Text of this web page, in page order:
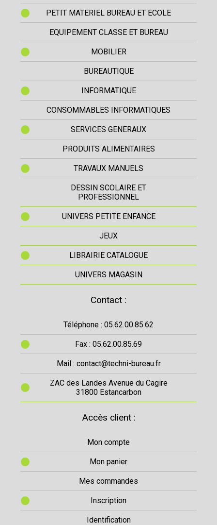
PETIT MATERIEL BUREAU ET ECOLE
EQUIPEMENT CLASSE ET BUREAU
MOBILIER
BUREAUTIQUE
INFORMATIQUE
CONSOMMABLES INFORMATIQUES
SERVICES GENERAUX
PRODUITS ALIMENTAIRES
TRAVAUX MANUELS
DESSIN SCOLAIRE ET
PROFESSIONNEL
UNIVERS PETITE ENFANCE
JEUX
LIBRAIRIE CATALOGUE
UNIVERS MAGASIN
Contact :
Téléphone : 05.62.00.85.62
Fax : 05.62.00.85.69
Mail : contact@techni-bureau.fr
ZAC des Landes Avenue du Cagire
31800 Estancarbon
Accès client :
Mon compte
Mon panier
Mes commandes
Inscription
Identification